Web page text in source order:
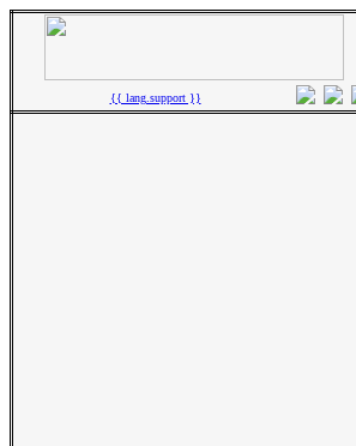
{{ lang.support }}